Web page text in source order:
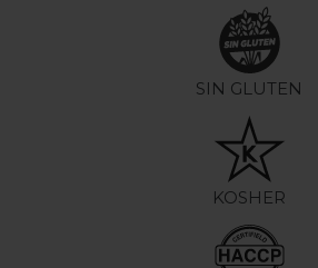
SIN GLUTEN
KOSHER